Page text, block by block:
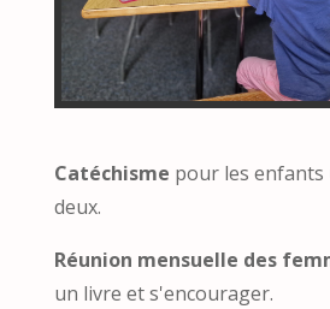
Catéchisme pour les
deux.
Réunion mensuelle des
un livre et s'encourager.